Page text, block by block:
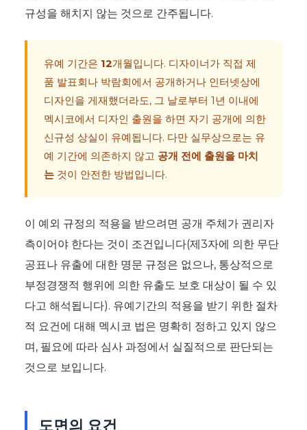
규성을 해치지 않는 것으로 간주됩니다.
유예 기간은 12개월입니다. 디자이너가 직접 제
품 발표회나 박람회에서 공개하거나 인터넷상에
디자인을 게재했더라도, 그 날로부터 1년 이내에
멕시코에서 디자인 출원을 하면 자기 공개에 의한
신규성 상실이 유예됩니다. 다만 실무상으로는 유
예 기간에 의존하지 않고 공개 전에 출원을 마치
는 것이 안전한 방법입니다.
이 예외 규정의 적용을 받으려면 공개 주체가 권리자
측이어야 한다는 것이 조건입니다(제3자에 의한 무단
공표나 유출에 대한 명문 규정은 없으나, 통상적으로
부정경쟁적 행위에 의한 유출도 보호 대상이 될 수 있
다고 해석됩니다). 유예기간의 적용을 받기 위한 절차
적 요건에 대해 멕시코 법은 명확히 정하고 있지 않으
며, 필요에 따라 심사 과정에서 실질적으로 판단되는
것으로 보입니다.
도면의 요건